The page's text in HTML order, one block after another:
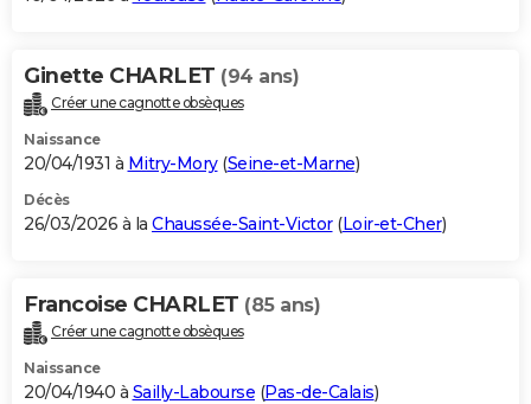
Ginette CHARLET (94 ans)
Créer une cagnotte obsèques
Naissance
20/04/1931 à Mitry-Mory(Seine-et-Marne)
Décès
26/03/2026 à la Chaussée-Saint-Victor(Loir-et-Cher)
Francoise CHARLET (85 ans)
Créer une cagnotte obsèques
Naissance
20/04/1940 à Sailly-Labourse (Pas-de-Calais)